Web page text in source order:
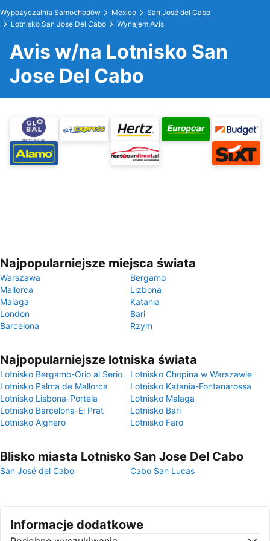
Wypożyczalnia Samochodów Mexico
San José del Cabo
Lotnisko San Jose Del Cabo
Wynajem Avis
Avis w/na Lotnisko San
Jose Del Cabo
Najpopularniejsze miejsca świata
Warszawa
Bergamo
Mallorca
Lizbona
Malaga
Katania
London
Bari
Barcelona
Rzym
Najpopularniejsze lotniska świata
Lotnisko Bergamo-Orio al Serio
Lotnisko Chopina w Warszawie
Lotnisko Palma de Mallorca
Lotnisko Katania-Fontanarossa
Lotnisko Lisbona-Portela
Lotnisko Malaga
Lotnisko Barcelona-El Prat
Lotnisko Bari
Lotnisko Alghero
Lotnisko Faro
Blisko miasta Lotnisko San Jose Del Cabo
San José del Cabo Cabo San Lucas
Informacje dodatkowe